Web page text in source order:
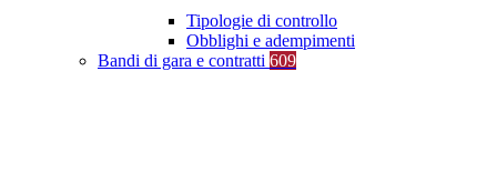
Tipologie di controllo
Obblighi e adempimenti
Bandi di gara e contratti 609